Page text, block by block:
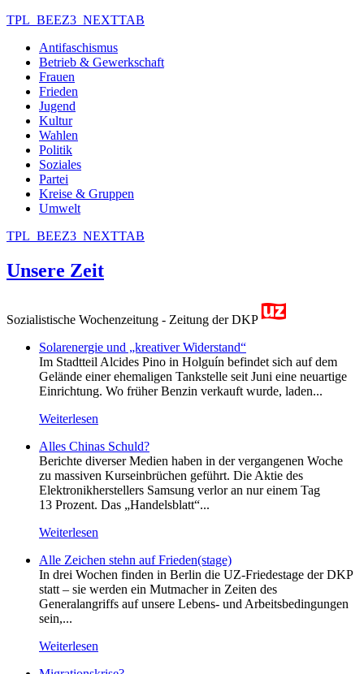
TPL_BEEZ3_NEXTTAB
Antifaschismus
Betrieb & Gewerkschaft
Frauen
Frieden
Jugend
Kultur
Wahlen
Politik
Soziales
Partei
Kreise & Gruppen
Umwelt
TPL_BEEZ3_NEXTTAB
Unsere Zeit
Sozialistische Wochenzeitung - Zeitung der DKP
Solarenergie und „kreativer Widerstand“
Im Stadtteil Alcides Pino in Holguín befindet sich auf dem
Gelände einer ehemaligen Tankstelle seit Juni eine neuartige
Einrichtung. Wo früher Benzin verkauft wurde, laden...
Weiterlesen
Alles Chinas Schuld?
Berichte diverser Medien haben in der vergangenen Woche
zu massiven Kurseinbrüchen geführt. Die Aktie des
Elektronikherstellers Samsung verlor an nur einem Tag
13 Prozent. Das „Handelsblatt“...
Weiterlesen
Alle Zeichen stehn auf Frieden(stage)
In drei Wochen finden in Berlin die UZ-Friedestage der DKP
statt – sie werden ein Mutmacher in Zeiten des
Generalangriffs auf unsere Lebens- und Arbeitsbedingungen
sein,...
Weiterlesen